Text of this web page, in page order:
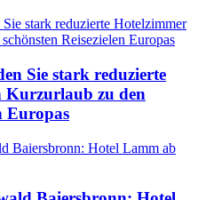
Sie stark reduzierte
Kurzurlaub zu den
Europas